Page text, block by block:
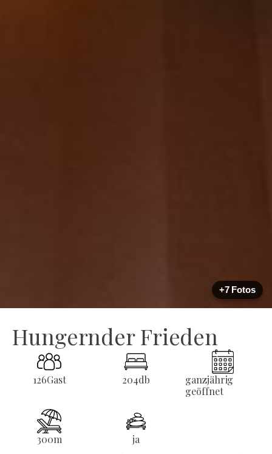
+7 Fotos
Hungernder Frieden
126Gast 204db
ganzjährig
geöffnet
300m
ja